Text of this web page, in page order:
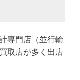
専門店（並行輸
取店が多く出店